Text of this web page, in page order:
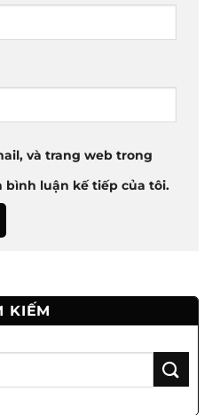
và trang web trong
bình luận kế tiếp của tôi.
KIẾM